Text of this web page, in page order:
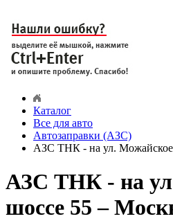
Каталог
Все для авто
Автозаправки (АЗС)
АЗС ТНК - на ул. Можайское
АЗС ТНК - на
шоссе 55 –